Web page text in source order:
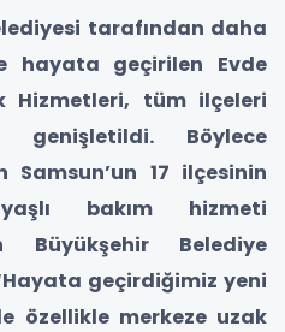
tarafından daha
hayata geçirilen Evde
Hizmetleri, tüm ilçeleri
genişletildi. Böylece
Samsun’un 17 ilçesinin
bakım hizmeti
Büyükşehir Belediye
geçirdiğimiz yeni
özellikle merkeze uzak